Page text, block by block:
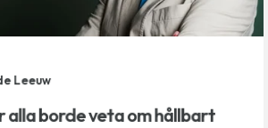
Leeuw
alla borde veta om hållbart